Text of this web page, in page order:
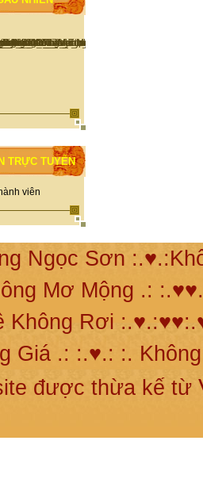
TRỰC TUYẾN
viên
Ngọc Sơn
Mơ Mộng .:
Không Rơi
Giá .: :.♥.: :.
được thừa kế từ